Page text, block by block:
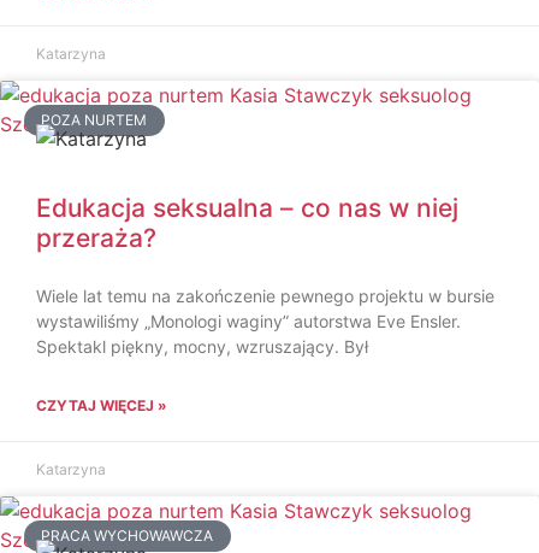
Katarzyna
POZA NURTEM
Edukacja seksualna – co nas w niej
przeraża?
Wiele lat temu na zakończenie pewnego projektu w bursie
wystawiliśmy „Monologi waginy” autorstwa Eve Ensler.
Spektakl piękny, mocny, wzruszający. Był
CZYTAJ WIĘCEJ »
Katarzyna
PRACA WYCHOWAWCZA